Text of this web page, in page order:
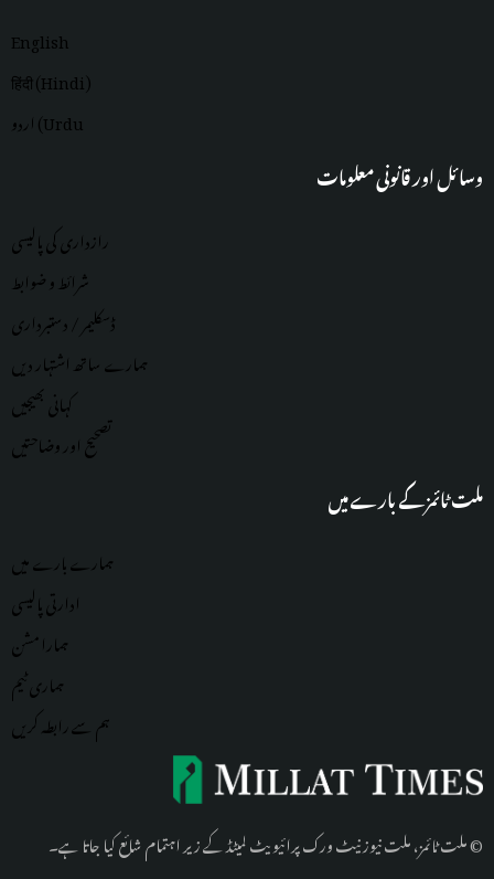
English
हिंदी (Hindi)
اردو (Urdu
وسائل اور قانونی معلومات
رازداری کی پالیسی
شرائط و ضوابط
ڈسکلیمر / دستبرداری
ہمارے ساتھ اشتہار دیں
کہانی بھیجیں
تصحیح اور وضاحتیں
ملت ٹائمز کے بارے میں
ہمارے بارے میں
ادارتی پالیسی
ہمارا مشن
ہماریٹیم
ہم سے رابطہ کریں
© ملت ٹائمز، ملت نیوز نیٹ ورک پرائیویٹ لمیٹڈ کے زیر اہتمام شائع کیا جاتا ہے۔